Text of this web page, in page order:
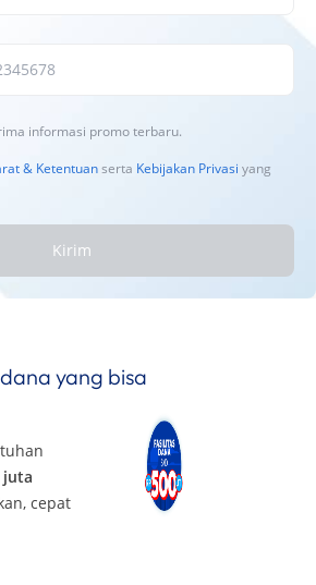
informasi promo terbaru.
& Ketentuanserta Kebijakan Privasi yang
Kirim
yang bisa
juta
cepat